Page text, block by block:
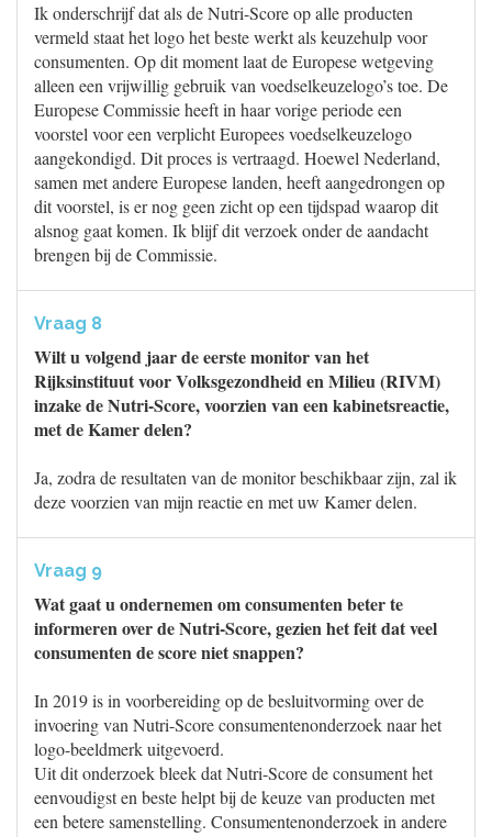
Ik onderschrijf dat als de Nutri-Score op alle producten
vermeld staat het logo het beste werkt als keuzehulp voor
consumenten. Op dit moment laat de Europese wetgeving
alleen een vrijwillig gebruik van voedselkeuzelogo’s toe. De
Europese Commissie heeft in haar vorige periode een
voorstel voor een verplicht Europees voedselkeuzelogo
aangekondigd. Dit proces is vertraagd. Hoewel Nederland,
samen met andere Europese landen, heeft aangedrongen op
dit voorstel, is er nog geen zicht op een tijdspad waarop dit
alsnog gaat komen. Ik blijf dit verzoek onder de aandacht
brengen bij de Commissie.
Vraag 8
Wilt u volgend jaar de eerste monitor van het
Rijksinstituut voor Volksgezondheid en Milieu (RIVM)
inzake de Nutri-Score, voorzien van een kabinetsreactie,
met de Kamer delen?
Ja, zodra de resultaten van de monitor beschikbaar zijn, zal ik
deze voorzien van mijn reactie en met uw Kamer delen.
Vraag 9
Wat gaat u ondernemen om consumenten beter te
informeren over de Nutri-Score, gezien het feit dat veel
consumenten de score niet snappen?
In 2019 is in voorbereiding op de besluitvorming over de
invoering van Nutri-Score consumentenonderzoek naar het
logo-beeldmerk uitgevoerd.
Uit dit onderzoek bleek dat Nutri-Score de consument het
eenvoudigst en beste helpt bij de keuze van producten met
een betere samenstelling. Consumentenonderzoek in andere